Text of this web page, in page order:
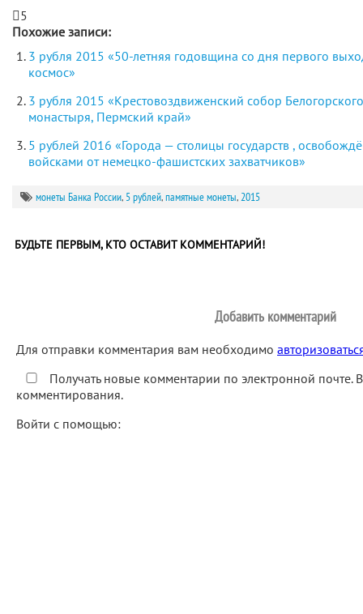
5
Похожие записи:
3 рубля 2015 «50-летняя годовщина со дня первого
космос»
3 рубля 2015 «Крестовоздвиженский собор
монастыря, Пермский край»
5 рублей 2016 «Города — столицы государств ,
войсками от немецко-фашистских захватчиков»
монеты Банка России, 5 рублей,памятные монеты,2015
БУДЬТЕ ПЕРВЫМ, КТО ОСТАВИТ КОММЕНТАРИЙ!
Добавить комментарий
Для отправки комментария вам необходимо
Получать новые комментарии по электронной почте.
комментирования.
Войти с помощью: